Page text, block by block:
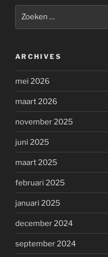
ARCHIVES
mei 2026
maart 2026
november 2025
juni 2025
maart 2025
februari 2025
januari 2025
december 2024
september 2024